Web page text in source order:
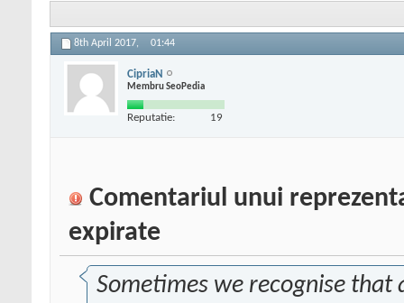
8th April 2017, 01:44
CipriaN
Membru SeoPedia
Reputatie: 19
Comentariul unui
expirate
Sometimes we recognise